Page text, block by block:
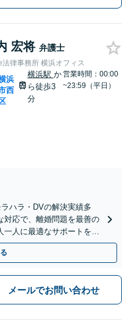
宏将 弁護士
律事務所 横浜オフィス
浜
西
区
横浜駅 か
ら徒歩3
分
営業時間：00:00
~23:59（平日）
ハラ・DVの解決実績多
対応で、離婚問題を最善の
一人に最適なサポートを提
メールでお問い合わせ